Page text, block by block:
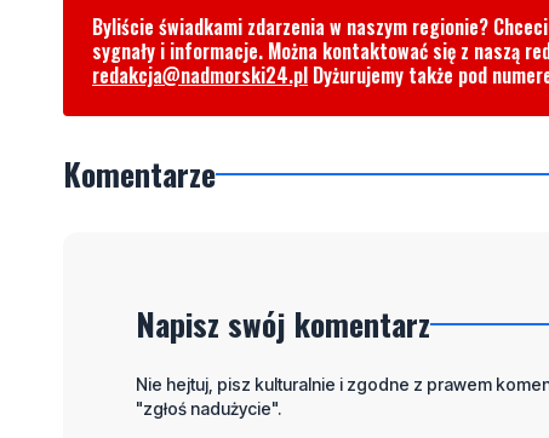
Byliście świadkami zdarzenia w naszym regionie?
sygnały i informacje. Można kontaktować się z naszą
redakcja@nadmorski24.pl Dyżurujemy także pod
Komentarze
Napisz swój komentarz
Nie hejtuj, pisz kulturalnie i zgodne z prawem
"zgłoś nadużycie".